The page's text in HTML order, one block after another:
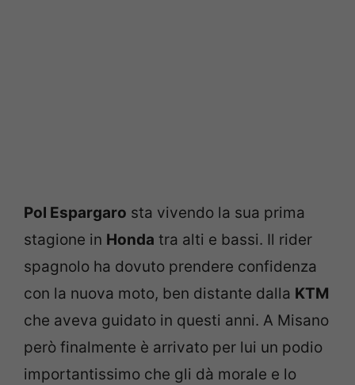
Pol Espargaro sta vivendo la sua prima
stagione in Honda tra alti e bassi. Il rider
spagnolo ha dovuto prendere confidenza
con la nuova moto, ben distante dalla KTM
che aveva guidato in questi anni. A Misano
però finalmente è arrivato per lui un podio
importantissimo che gli dà morale e lo